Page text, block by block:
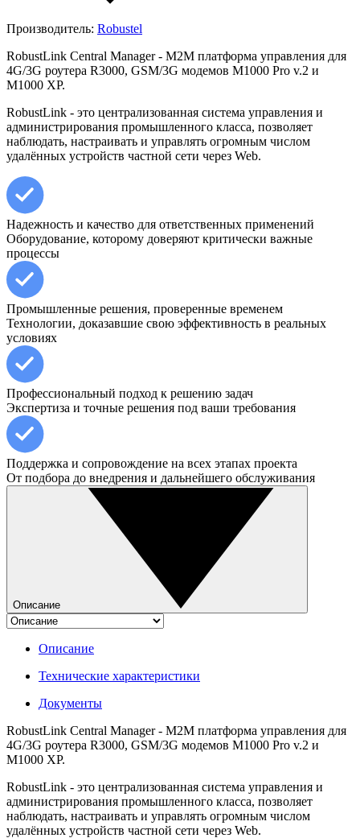
Производитель: Robustel
RobustLink Central Manager - M2M платформа управления для
4G/3G роутера R3000, GSM/3G модемов M1000 Pro v.2 и
М1000 XP.
RobustLink - это централизованная система управления и
администрирования промышленного класса, позволяет
наблюдать, настраивать и управлять огромным числом
удалённых устройств частной сети через Web.
Надежность и качество для ответственных применений
Оборудование, которому доверяют критически важные
процессы
Промышленные решения, проверенные временем
Технологии, доказавшие свою эффективность в реальных
условиях
Профессиональный подход к решению задач
Экспертиза и точные решения под ваши требования
Поддержка и сопровождение на всех этапах проекта
От подбора до внедрения и дальнейшего обслуживания
Описание
Описание
Технические характеристики
Документы
RobustLink Central Manager - M2M платформа управления для
4G/3G роутера R3000, GSM/3G модемов M1000 Pro v.2 и
М1000 XP.
RobustLink - это централизованная система управления и
администрирования промышленного класса, позволяет
наблюдать, настраивать и управлять огромным числом
удалённых устройств частной сети через Web.